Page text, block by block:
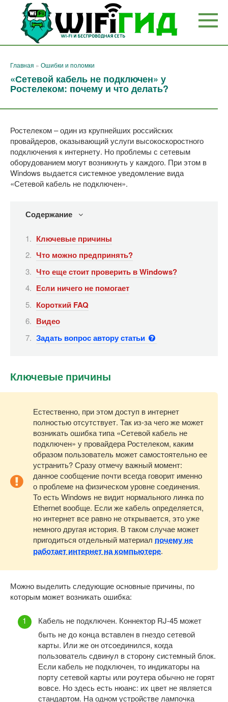
Перейти
контенту
Главная » Ошибки и поломки
«Сетевой кабель не подключен» у
Ростелеком: почему и что делать?
Ростелеком – один из крупнейших российских
провайдеров, оказывающий услуги высокоскоростного
подключения к интернету. Но проблемы с сетевым
оборудованием могут возникнуть у каждого. При этом в
Windows выдается системное уведомление вида
«Сетевой кабель не подключен».
Содержание
Ключевые причины
Что можно предпринять?
Что еще стоит проверить в Windows?
Если ничего не помогает
Короткий FAQ
Видео
Задать вопрос автору статьи
Ключевые причины
Естественно, при этом доступ в интернет
полностью отсутствует. Так из-за чего же может
возникать ошибка типа «Сетевой кабель не
подключен» у провайдера Ростелеком, каким
образом пользователь может самостоятельно ее
устранить? Сразу отмечу важный момент:
данное сообщение почти всегда говорит именно
о проблеме на физическом уровне соединения.
То есть Windows не видит нормального линка по
Ethernet вообще. Если же кабель определяется,
но интернет все равно не открывается, это уже
немного другая история. В таком случае может
пригодиться отдельный материал почему не
работает интернет на компьютере.
Можно выделить следующие основные причины, по
которым может возникать ошибка:
Кабель не подключен. Коннектор RJ-45 может
быть не до конца вставлен в гнездо сетевой
карты. Или же он отсоединился, когда
пользователь сдвинул в сторону системный блок.
Если кабель не подключен, то индикаторы на
порту сетевой карты или роутера обычно не горят
вовсе. Но здесь есть нюанс: их цвет не является
стандартом. На одном устройстве лампочка